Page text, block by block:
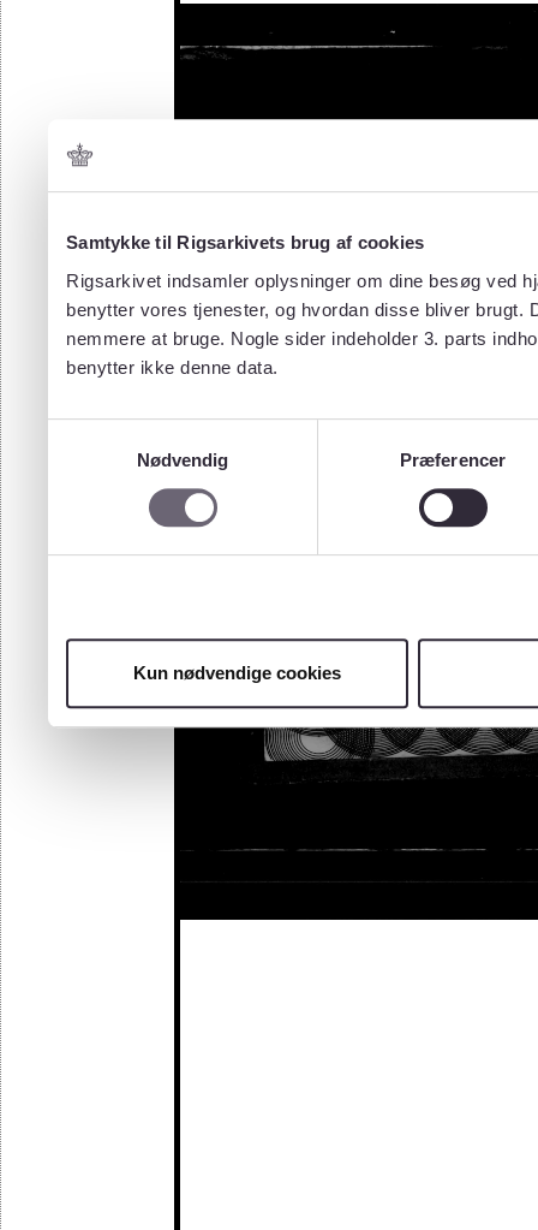
Samtykke til Rigsarkivets brug af cookies
Rigsarkivet indsamler oplysninger om dine besøg ved
benytter vores tjenester, og hvordan disse bliver
nemmere at bruge. Nogle sider indeholder 3. parts
benytter ikke denne data.
Nødvendig
Præferencer
Kun nødvendige cookies